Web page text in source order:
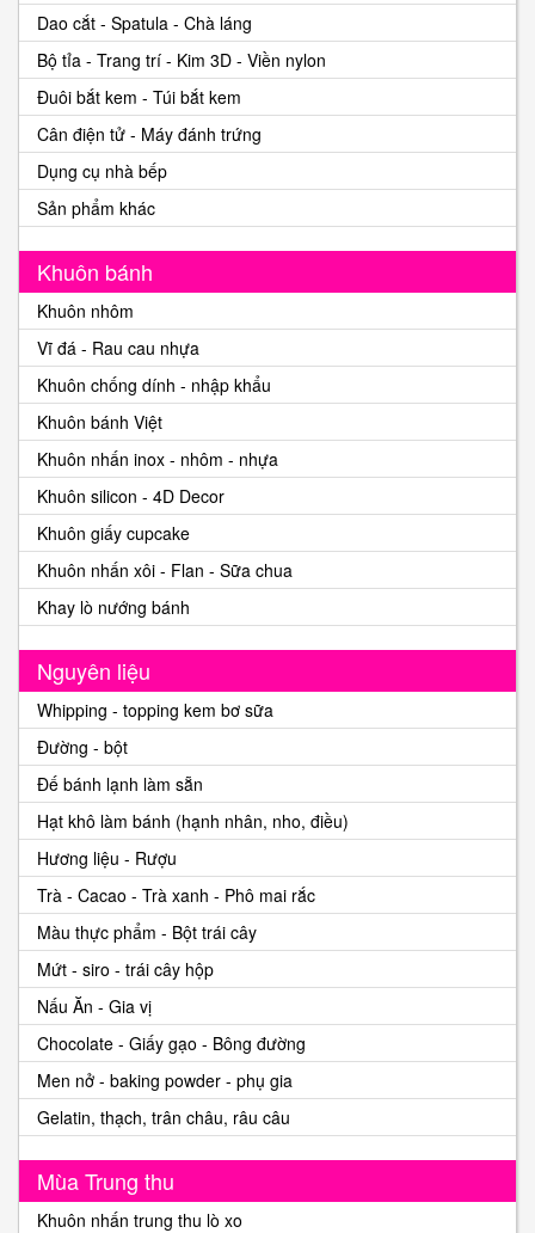
Dao cắt - Spatula - Chà láng
Bộ tỉa - Trang trí - Kim 3D - Viền nylon
Đuôi bắt kem - Túi bắt kem
Cân điện tử - Máy đánh trứng
Dụng cụ nhà bếp
Sản phẩm khác
Khuôn bánh
Khuôn nhôm
Vĩ đá - Rau cau nhựa
Khuôn chống dính - nhập khẩu
Khuôn bánh Việt
Khuôn nhấn inox - nhôm - nhựa
Khuôn silicon - 4D Decor
Khuôn giấy cupcake
Khuôn nhấn xôi - Flan - Sữa chua
Khay lò nướng bánh
Nguyên liệu
Whipping - topping kem bơ sữa
Đường - bột
Đế bánh lạnh làm sẵn
Hạt khô làm bánh (hạnh nhân, nho, điều)
Hương liệu - Rượu
Trà - Cacao - Trà xanh - Phô mai rắc
Màu thực phẩm - Bột trái cây
Mứt - siro - trái cây hộp
Nấu Ăn - Gia vị
Chocolate - Giấy gạo - Bông đường
Men nở - baking powder - phụ gia
Gelatin, thạch, trân châu, râu câu
Mùa Trung thu
Khuôn nhấn trung thu lò xo